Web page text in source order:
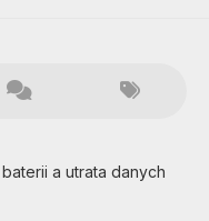
a utrata danych